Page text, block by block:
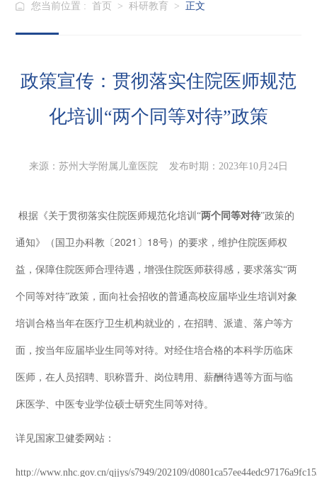
您当前位置 : 首页 > 科研教育 > 正文
政策宣传：贯彻落实住院医师规范
化培训“两个同等对待”政策
来源：苏州大学附属儿童医院 发布时期：2023年10月24日
根据《关于贯彻落实住院医师规范化培训“两个同等对待”政策的
通知》（国卫办科教〔2021 〕 18号）的要求，维护住院医师权
益，保障住院医师合理待遇，增强住院医师获得感，要求落实“两
个同等对待”政策，面向社会招收的普通高校应届毕业生培训对象
培训合格当年在医疗卫生机构就业的，在招聘、派遣、落户等方
面，按当年应届毕业生同等对待。对经住培合格的本科学历临床
医师，在人员招聘、职称晋升、岗位聘用、薪酬待遇等方面与临
床医学、中医专业学位硕士研究生同等对待。
详见国家卫健委网站：
http://www.nhc.gov.cn/qjjys/s7949/202109/